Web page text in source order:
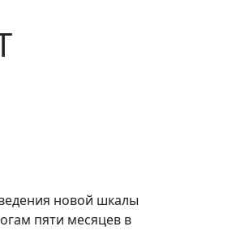
новой шкалы
пяти месяцев в